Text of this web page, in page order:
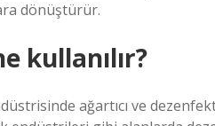
dönüştürür.
kullanılır?
ağartıcı ve